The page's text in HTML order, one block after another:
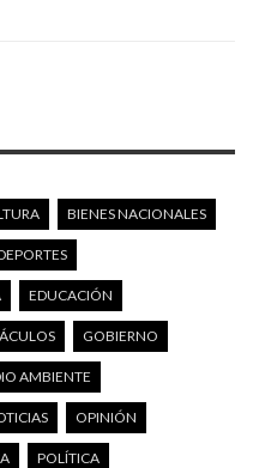
BIENES NACIONALES
EDUCACIÓN
GOBIERNO
AMBIENTE
OPINIÓN
POLÍTICA